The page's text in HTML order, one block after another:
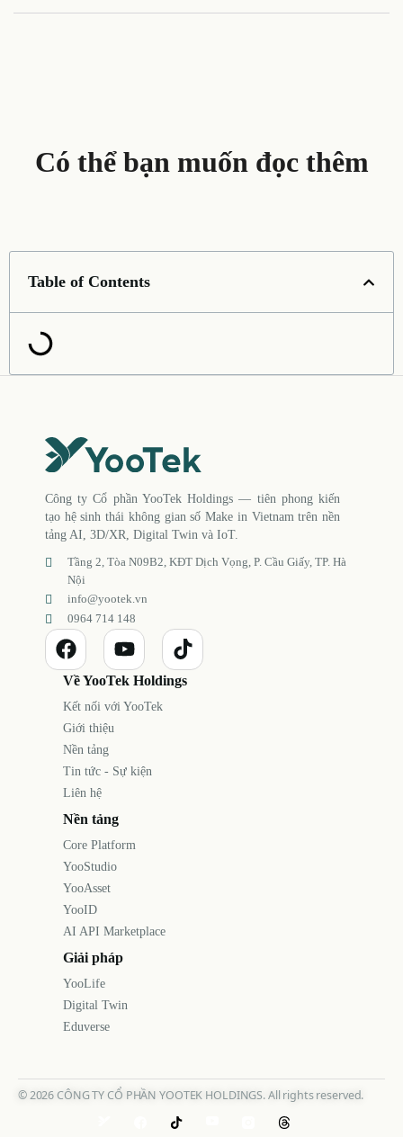
Có thể bạn muốn đọc thêm
Table of Contents
Công ty Cổ phần YooTek Holdings — tiên phong kiến
tạo hệ sinh thái không gian số Make in Vietnam trên nền
tảng AI, 3D/XR, Digital Twin và IoT.
Tầng 2, Tòa N09B2, KĐT Dịch Vọng, P. Cầu Giấy, TP. Hà
Nội
info@yootek.vn
0964 714 148
Về YooTek Holdings
Kết nối với YooTek
Giới thiệu
Nền tảng
Tin tức - Sự kiện
Liên hệ
Nền tảng
Core Platform
YooStudio
YooAsset
YooID
AI API Marketplace
Giải pháp
YooLife
Digital Twin
Eduverse
©2026CÔNG TY CỔ PHẦN YOOTEK HOLDINGS. All rights reserved.